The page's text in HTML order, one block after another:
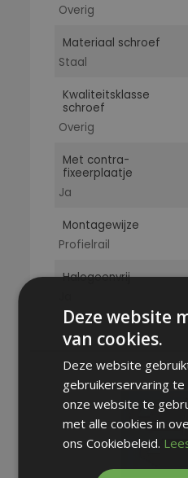
Overig
Materiaal schroef
Staal
Kwaliteitsklasse
schroef
Overig
Met contra-
fixeerplaatje
Ja
Montagewijze
Profielrail
Halogeenvrij
Deze website
van cookies.
Deze website
gebruikerservaring
onze website te
met alle cookies in
ons Cookiebeleid.